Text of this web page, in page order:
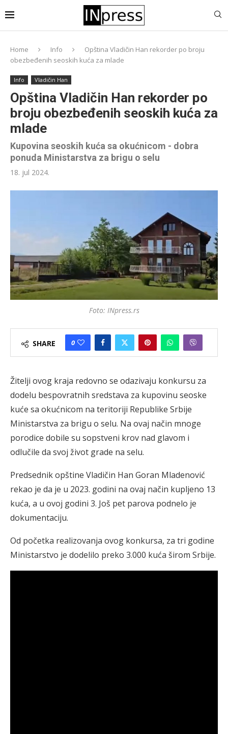
Home Info
Opština Vladičin Han rekorder po broju
obezbeđenih seoskih kuća za mlade
Info Vladičin Han
Opština Vladičin Han rekorder po
broju obezbeđenih seoskih kuća za
mlade
Kupovina seoskih kuća sa okućnicom - dobra
ponuda Ministarstva za brigu o selu
18. jul 2024.
Foto: INpress.rs
SHARE 0
Žitelji ovog kraja redovno se odazivaju konkursu za
dodelu bespovratnih sredstava za kupovinu seoske
kuće sa okućnicom na teritoriji Republike Srbije
Ministarstva za brigu o selu. Na ovaj način mnoge
porodice dobile su sopstveni krov nad glavom i
odlučile da svoj život grade na selu.
Predsednik opštine Vladičin Han Goran Mladenović
rekao je da je u 2023. godini na ovaj način kupljeno 13
kuća, a u ovoj godini 3. Još pet parova podnelo je
dokumentaciju.
Od početka realizovanja ovog konkursa, za tri godine
Ministarstvo je dodelilo preko 3.000 kuća širom Srbije.